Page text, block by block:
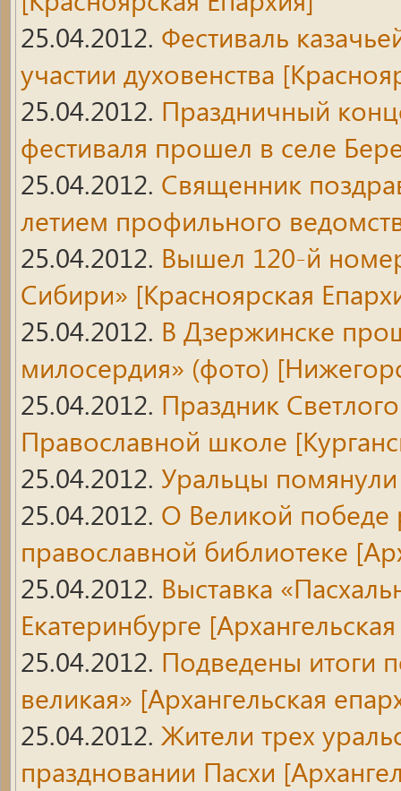
25.04.2012. Фестиваль
участии духовенства
25.04.2012. Праздничный
фестиваля прошел в селе
25.04.2012. Священник
летием профильного
25.04.2012. Вышел 120-й
Сибири» [Красноярская
25.04.2012. В Дзержинске
милосердия» (фото)
25.04.2012. Праздник
Православной школе
25.04.2012. Уральцы
25.04.2012. О Великой победе
православной библиотеке
25.04.2012. Выставка
Екатеринбурге
25.04.2012. Подведены итоги
великая» [Архангельская
25.04.2012. Жители трех
праздновании Пасхи